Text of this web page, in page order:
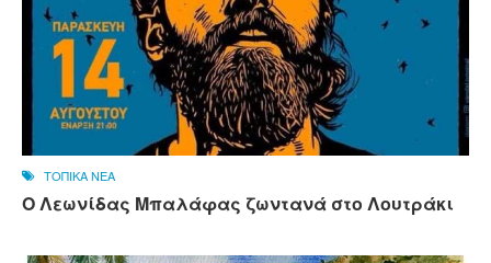
ΤΟΠΙΚΑ ΝΕΑ
Ο Λεωνίδας Μπαλάφας ζωντανά στο Λουτράκι